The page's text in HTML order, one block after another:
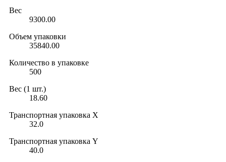
Вес
9300.00
Объем упаковки
35840.00
Количество в упаковке
500
Вес (1 шт.)
18.60
Транспортная упаковка X
32.0
Транспортная упаковка Y
40.0